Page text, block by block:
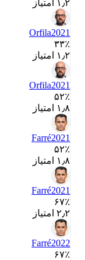
Orfila2021
۳۳٪
Orfila2021
۵۲٪
Farré2021
۵۲٪
Farré2021
۶۷٪
Farré2022
۶۷٪